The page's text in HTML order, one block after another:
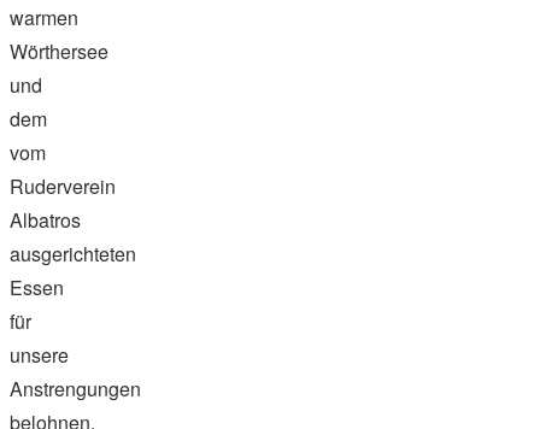
warmen
Wörthersee
und
dem
vom
Ruderverein
Albatros
ausgerichteten
Essen
für
unsere
Anstrengungen
belohnen.